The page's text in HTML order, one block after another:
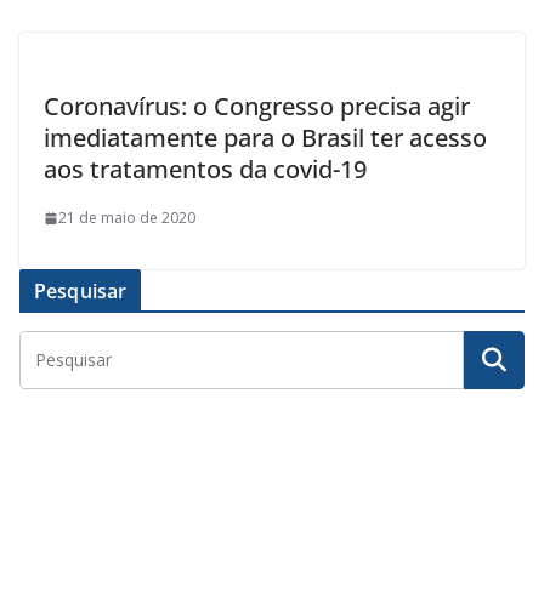
Coronavírus: o Congresso precisa agir
imediatamente para o Brasil ter acesso
aos tratamentos da covid-19
21 de maio de 2020
Pesquisar